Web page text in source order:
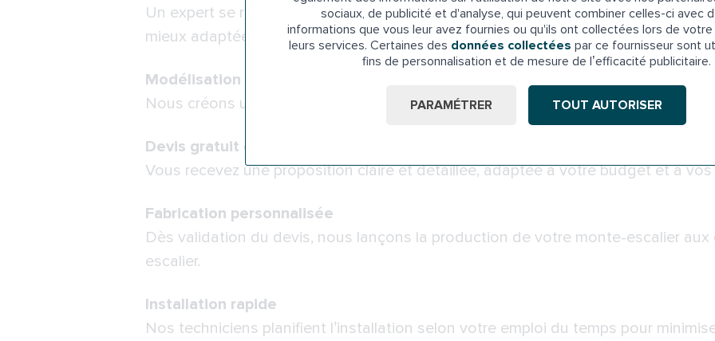
sociaux, de publicité et d'analyse, qui peuvent combiner celles-ci avec
informations que vous leur avez fournies ou qu'ils ont collectées lors de
leurs services. Certaines des données collectées par ce fournisseur sont
fins de personnalisation et de mesure de l’efficacité publicitaire.
PARAMÉTRER TOUT AUTORISER
Un expert se rend chez vous pour évaluer la configuration de votre escalier et
mieux adaptée.
Modélisation 3D et conception sur mesure
Nous créons un modèle 3D de votre monte-escalier pour garantir un ajustement
Devis gratuit et sans engagement
Vous recevez une proposition claire et détaillée, adaptée à votre budget et à
Fabrication personnalisée
Dès validation du devis, nous lançons la production de votre monte-escalier
escalier.
Installation rapide
Nos techniciens planifient l’installation selon votre emploi du temps pour